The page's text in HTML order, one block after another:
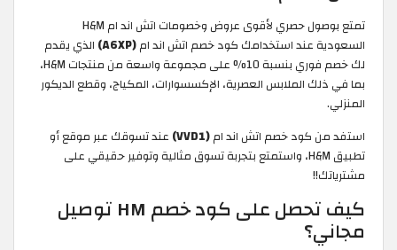
تمتع بوصول حصري لأقوى عروض وخصومات اتش اند ام H&M
السعودية عند استخدامك كود خصم اتش اند ام(A6XP)
الذي يقدم
لك خصم فوري بنسبة 10% على مجموعة واسعة من منتجات H&M،
بما في ذلك الملابس العصرية، الإكسسوارات، المكياج، وقطع الديكور
المنزلي.
استفد من كود خصم اتش اند ام(VVD1)
عند تسوقك عبر موقع أو
تطبيق H&M، واستمتع بتجربة تسوق مثالية وتوفير حقيقي على
مشترياتك!!
كيف تحصل على كود خصم HM توصيل
مجاني؟